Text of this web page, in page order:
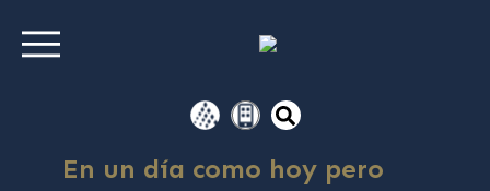
En un día como hoy pero